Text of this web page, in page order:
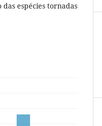
espécies tornadas